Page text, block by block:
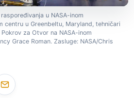
u NASA-inom
centru u Greenbeltu, Maryland, tehničari
za Otvor na NASA-inom
Grace Roman. Zasluge: NASA/Chris